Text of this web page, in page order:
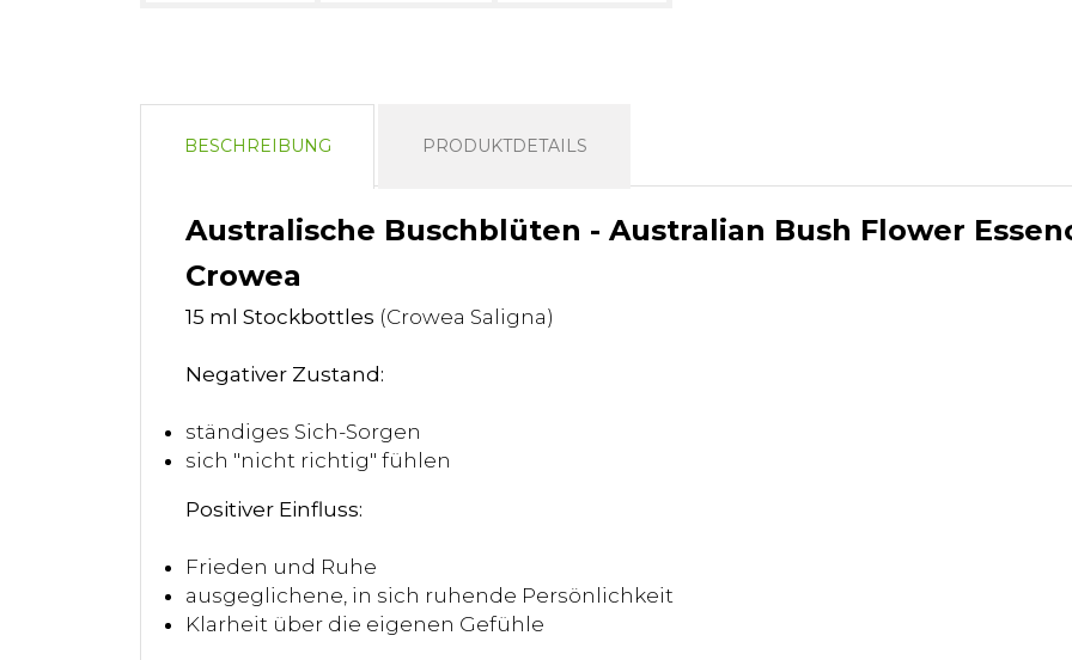
BESCHREIBUNG PRODUKTDETAILS
Australische Buschblüten - Australian Bush Flower
Crowea
15 ml Stockbottles (Crowea Saligna)
Negativer Zustand:
ständiges Sich-Sorgen
sich "nicht richtig" fühlen
Positiver Einfluss:
Frieden und Ruhe
ausgeglichene, in sich ruhende Persönlichkeit
Klarheit über die eigenen Gefühle